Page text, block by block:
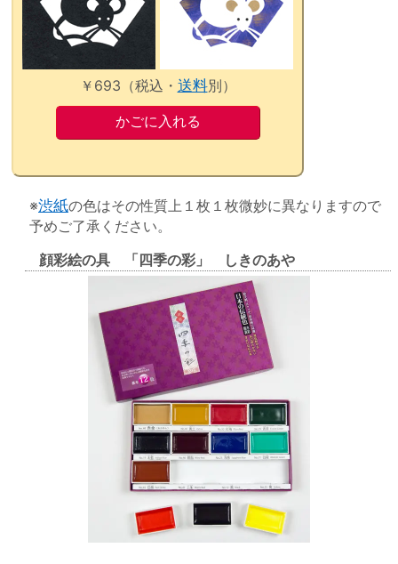
￥693（税込・ 送料別）
※渋紙の色はその性質上１枚１枚微妙に異なりますので
予めご了承ください。
顔彩絵の具 「四季の彩」 しきのあや